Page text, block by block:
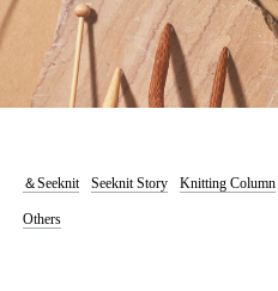
＆Seeknit Seeknit Story Knitting Column
Others